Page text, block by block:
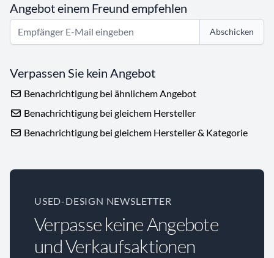
Angebot einem Freund empfehlen
Abschicken
Verpassen Sie kein Angebot
Benachrichtigung bei ähnlichem Angebot
Benachrichtigung bei gleichem Hersteller
Benachrichtigung bei gleichem Hersteller & Kategorie
USED-DESIGN NEWSLETTER
Verpasse keine Angebote
und Verkaufsaktionen